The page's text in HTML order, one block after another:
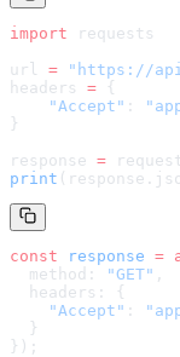
import requests
url = " https://
headers = {
    "Accept"
:
}
response =
print
const response =
  method:
"GET" ,
  headers: {
    "Accept"
:
  }
});